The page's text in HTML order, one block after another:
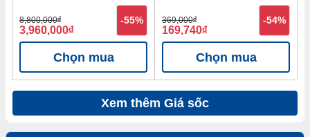
8,800,000đ
3,960,000đ
-55%
Chọn mua
369,000đ
169,740đ
-54%
Chọn mua
Xem thêm Giá sốc